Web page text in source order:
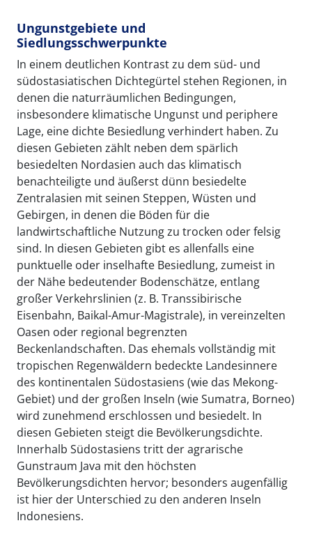
Ungunstgebiete und
Siedlungsschwerpunkte
In einem deutlichen Kontrast zu dem süd- und
südostasiatischen Dichtegürtel stehen Regionen, in
denen die naturräumlichen Bedingungen,
insbesondere klimatische Ungunst und periphere
Lage, eine dichte Besiedlung verhindert haben. Zu
diesen Gebieten zählt neben dem spärlich
besiedelten Nordasien auch das klimatisch
benachteiligte und äußerst dünn besiedelte
Zentralasien mit seinen Steppen, Wüsten und
Gebirgen, in denen die Böden für die
landwirtschaftliche Nutzung zu trocken oder felsig
sind. In diesen Gebieten gibt es allenfalls eine
punktuelle oder inselhafte Besiedlung, zumeist in
der Nähe bedeutender Bodenschätze, entlang
großer Verkehrslinien (z. B. Transsibirische
Eisenbahn, Baikal-Amur-Magistrale), in vereinzelten
Oasen oder regional begrenzten
Beckenlandschaften. Das ehemals vollständig mit
tropischen Regenwäldern bedeckte Landesinnere
des kontinentalen Südostasiens (wie das Mekong-
Gebiet) und der großen Inseln (wie Sumatra, Borneo)
wird zunehmend erschlossen und besiedelt. In
diesen Gebieten steigt die Bevölkerungsdichte.
Innerhalb Südostasiens tritt der agrarische
Gunstraum Java mit den höchsten
Bevölkerungsdichten hervor; besonders augenfällig
ist hier der Unterschied zu den anderen Inseln
Indonesiens.